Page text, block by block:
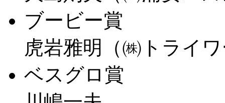
ブービー賞
虎岩雅明（㈱トライ
ベスグロ賞